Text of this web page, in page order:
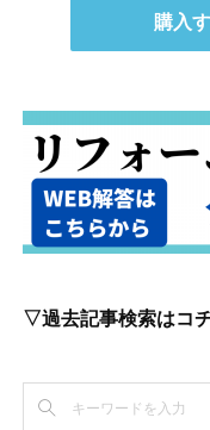
購入
▽過去記事検索はコ